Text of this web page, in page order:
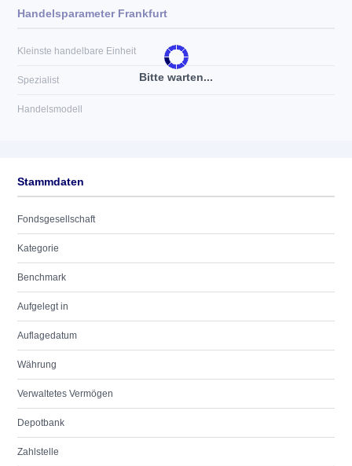
Bitte warten...
Handelsparameter Frankfurt
Kleinste handelbare Einheit
Spezialist
Handelsmodell
Stammdaten
Fondsgesellschaft
Kategorie
Benchmark
Aufgelegt in
Auflagedatum
Währung
Verwaltetes Vermögen
Depotbank
Zahlstelle